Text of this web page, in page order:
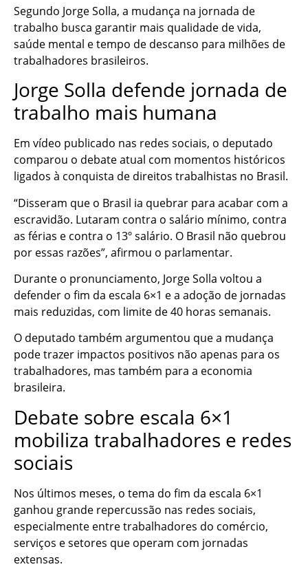
Segundo Jorge Solla, a mudança na jornada de
trabalho busca garantir mais qualidade de vida,
saúde mental e tempo de descanso para milhões de
trabalhadores brasileiros.
Jorge Solla defende jornada de
trabalho mais humana
Em vídeo publicado nas redes sociais, o deputado
comparou o debate atual com momentos históricos
ligados à conquista de direitos trabalhistas no Brasil.
“Disseram que o Brasil ia quebrar para acabar com a
escravidão. Lutaram contra o salário mínimo, contra
as férias e contra o 13º salário. O Brasil não quebrou
por essas razões”, afirmou o parlamentar.
Durante o pronunciamento, Jorge Solla voltou a
defender o fim da escala 6×1 e a adoção de jornadas
mais reduzidas, com limite de 40 horas semanais.
O deputado também argumentou que a mudança
pode trazer impactos positivos não apenas para os
trabalhadores, mas também para a economia
brasileira.
Debate sobre escala 6×1
mobiliza trabalhadores e redes
sociais
Nos últimos meses, o tema do fim da escala 6×1
ganhou grande repercussão nas redes sociais,
especialmente entre trabalhadores do comércio,
serviços e setores que operam com jornadas
extensas.